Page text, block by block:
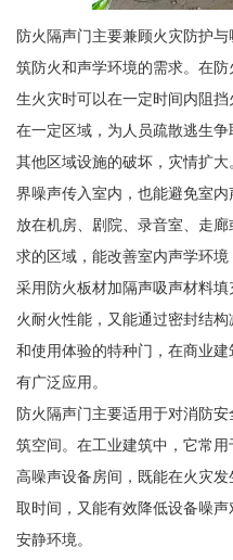
防火隔声门主要兼顾火灾防护
筑防火和声学环境的需求。在
生火灾时可以在一定时间内阻
在一定区域，为人员疏散逃生
其他区域设施的破坏，灾情扩
界噪声传入室内，也能避免室
放在机房、剧院、录音室、走
求的区域，能改善室内声学环
采用防火板材加隔声吸声材料
火耐火性能，又能通过密封结
和使用体验的特种门，在商业
有广泛应用。
防火隔声门主要适用于对消防
筑空间。在工业建筑中，它常
高噪声设备房间，既能在火灾
取时间，又能有效降低设备噪
安静环境。